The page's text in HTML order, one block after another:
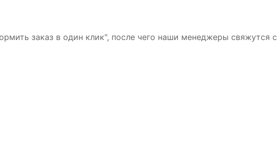
заказ в один клик", после чего наши менеджеры свяжутся с